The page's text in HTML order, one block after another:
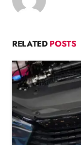
RELATED POSTS